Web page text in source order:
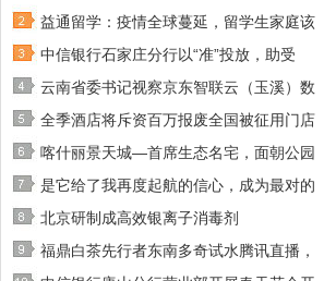
益通留学：疫情全球蔓延，留学生家庭该
中信银行石家庄分行以“准”投放，助受
云南省委书记视察京东智联云（玉溪）数
全季酒店将斥资百万报废全国被征用门店
喀什丽景天城—首席生态名宅，面朝公园
是它给了我再度起航的信心，成为最对的
北京研制成高效银离子消毒剂
福鼎白茶先行者东南多奇试水腾讯直播，